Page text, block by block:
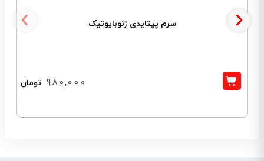
سرم پپتایدی ژنوبایوتیک
980,000 تومان
‹ ›